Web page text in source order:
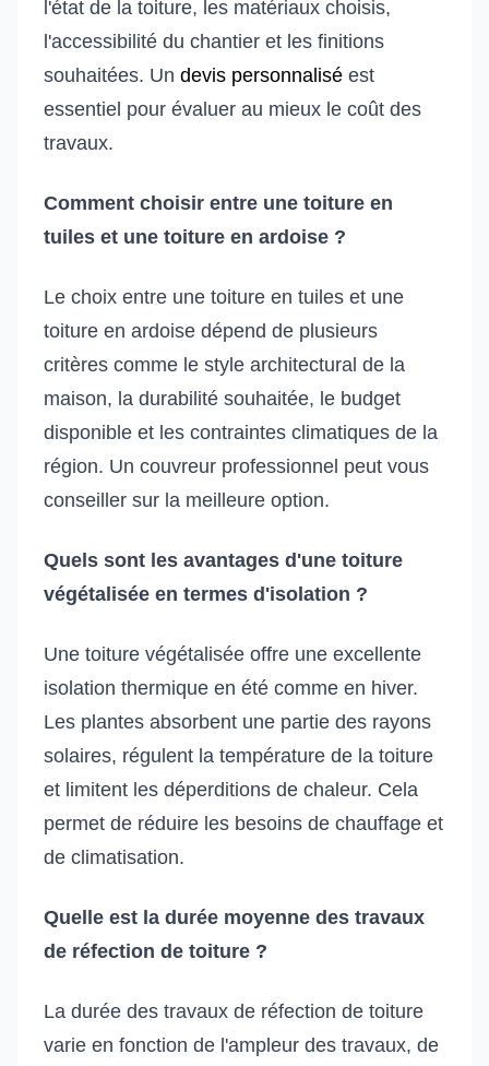
l'état de la toiture, les matériaux choisis,
l'accessibilité du chantier et les finitions
souhaitées. Un devis personnalisé est
essentiel pour évaluer au mieux le coût des
travaux.
Comment choisir entre une toiture en
tuiles et une toiture en ardoise ?
Le choix entre une toiture en tuiles et une
toiture en ardoise dépend de plusieurs
critères comme le style architectural de la
maison, la durabilité souhaitée, le budget
disponible et les contraintes climatiques de la
région. Un couvreur professionnel peut vous
conseiller sur la meilleure option.
Quels sont les avantages d'une toiture
végétalisée en termes d'isolation ?
Une toiture végétalisée offre une excellente
isolation thermique en été comme en hiver.
Les plantes absorbent une partie des rayons
solaires, régulent la température de la toiture
et limitent les déperditions de chaleur. Cela
permet de réduire les besoins de chauffage et
de climatisation.
Quelle est la durée moyenne des travaux
de réfection de toiture ?
La durée des travaux de réfection de toiture
varie en fonction de l'ampleur des travaux, de